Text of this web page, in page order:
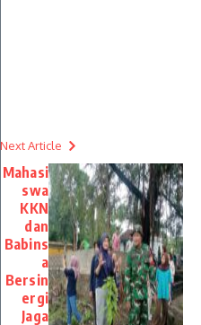
Next Article
Mahasi
swa
KKN
dan
Babins
a
Bersin
ergi
Jaga